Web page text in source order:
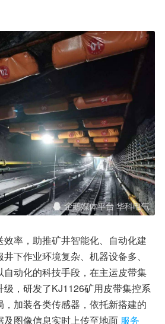
率，助推矿井智能化、自动化建
下作业环境复杂、机器设备多、
动化的科技手段，在主运皮带集
，研发了KJ1126矿用皮带集控系
加装各类传感器，依托新搭建的
图像信息实时上传至地面 服务